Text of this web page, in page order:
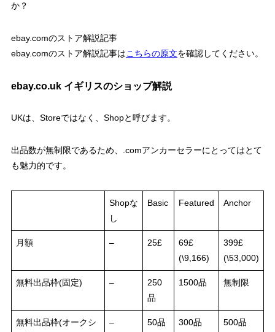
か？
ebay.comのストア解説記事
ebay.comのストア解説記事はこちらの原文を確認してください。
ebay.co.uk イギリスのショップ解説
UKは、Storeではなく、Shopと呼びます。
出品数が無制限であるため、.comアンカーセラーにとってはとて
も魅力的です。
Shopな
し
Basic Featured Anchor
月額 – 25£
69£
(\9,166)
399£
(\53,000)
無料出品枠(固定) –
250
品
1500品 無制限
無料出品枠(オークシ
– 50品 300品 500品